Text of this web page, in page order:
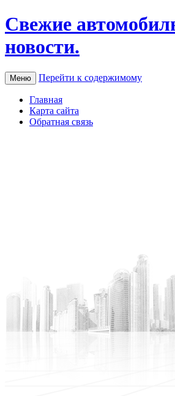
Свежие
новости.
Меню Перейти к содержимому
Главная
Карта сайта
Обратная связь